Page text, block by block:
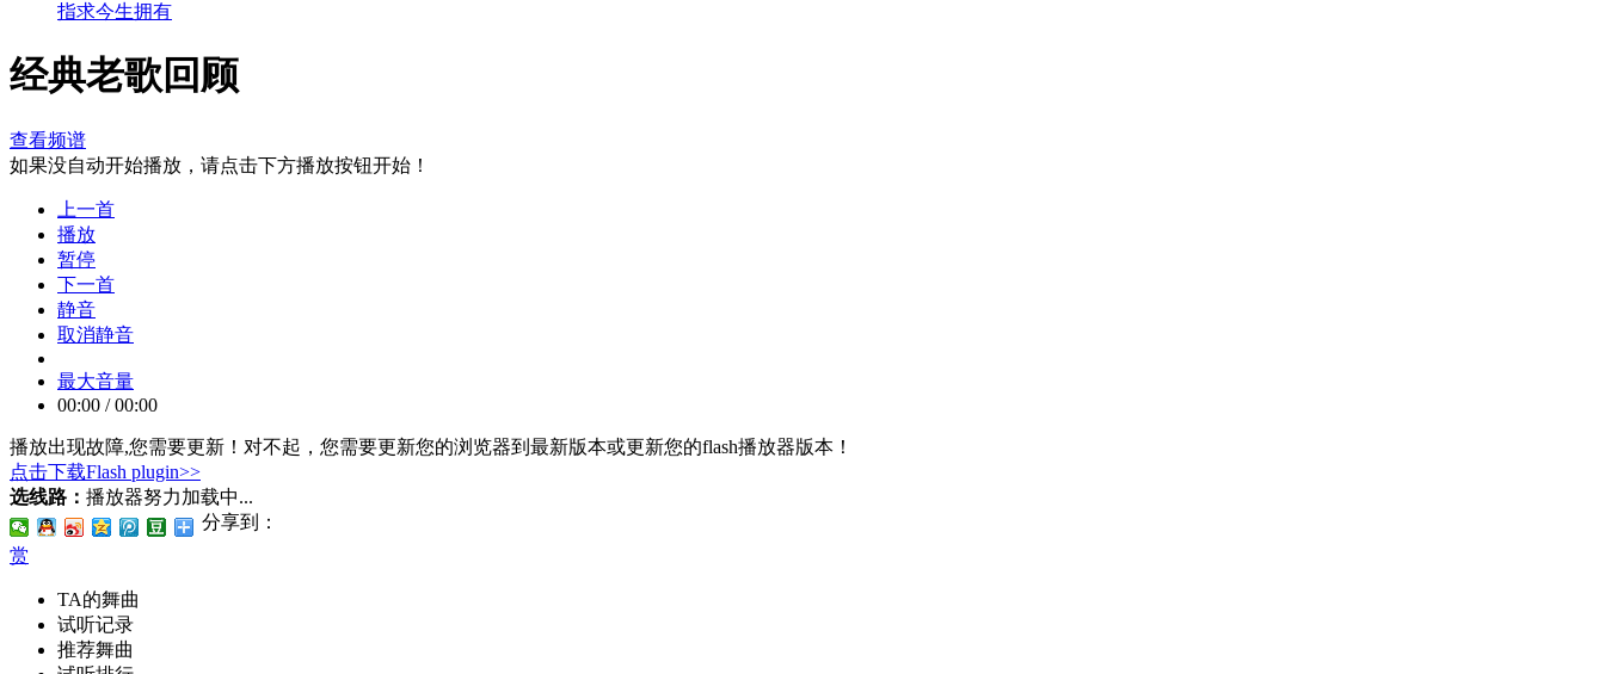
指求今生拥有
经典老歌回顾
查看频谱
如果没自动开始播放，请点击下方播放按钮开始！
上一首
播放
暂停
下一首
静音
取消静音
最大音量
00:00 / 00:00
播放出现故障,您需要更新！ 对不起，您需要更新您的浏览器到最新版本或更新您的flash播放器版本！
点击下载Flash plugin>>
选线路： 播放器努力加载中...
分享到：
赏
TA的舞曲
试听记录
推荐舞曲